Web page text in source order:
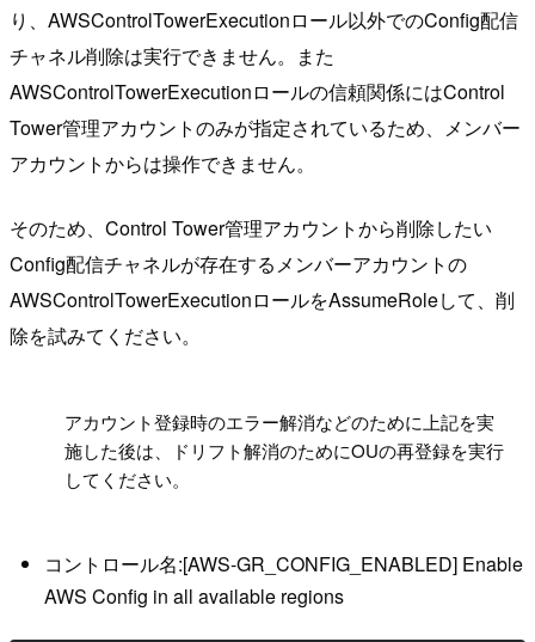
り、AWSControlTowerExecutionロール以外でのConfig配信
チャネル削除は実行できません。また
AWSControlTowerExecutionロールの信頼関係にはControl
Tower管理アカウントのみが指定されているため、メンバー
アカウントからは操作できません。
そのため、Control Tower管理アカウントから削除したい
Config配信チャネルが存在するメンバーアカウントの
AWSControlTowerExecutionロールをAssumeRoleして、削
除を試みてください。
アカウント登録時のエラー解消などのために上記を実
施した後は、ドリフト解消のためにOUの再登録を実行
してください。
コントロール名:[AWS-GR_CONFIG_ENABLED] Enable
AWS Config in all available regions